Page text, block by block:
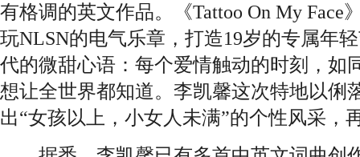
有格调的英文作品。《Tattoo On My Face
玩NLSN的电气乐章，打造19岁的专属年
代的微甜心语：每个爱情触动的时刻，如
想让全世界都知道。李凯馨这次特地以俐
出“女孩以上，小女人未满”的个性风采，